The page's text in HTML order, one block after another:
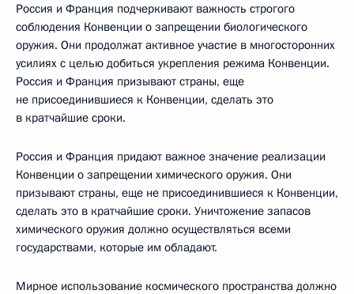
Россия и Франция подчеркивают важность строгого
соблюдения Конвенции о запрещении биологического
оружия. Они продолжат активное участие в многосторонних
усилиях с целью добиться укрепления режима Конвенции.
Россия и Франция призывают страны, еще
не присоединившиеся к Конвенции, сделать это
в кратчайшие сроки.
Россия и Франция придают важное значение реализации
Конвенции о запрещении химического оружия. Они
призывают страны, еще не присоединившиеся к Конвенции,
сделать это в кратчайшие сроки. Уничтожение запасов
химического оружия должно осуществляться всеми
государствами, которые им обладают.
Мирное использование космического пространства должно